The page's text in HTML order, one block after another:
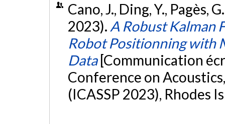
Cano, J., Ding, Y., Pagès,
2023). A Robust Kalman
Robot Positionning with
Data [Communication
Conference on
(ICASSP 2023), Rhodes